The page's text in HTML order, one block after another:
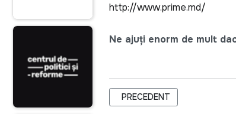
http://www.prime.md/
Ne ajuți enorm de mult
ARTICOL PRECEDENT:
PRECEDENT